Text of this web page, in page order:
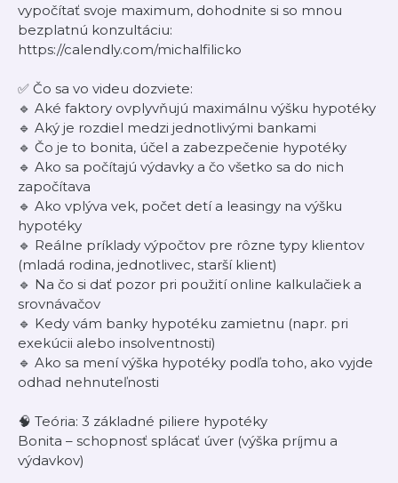
vypočítať svoje maximum, dohodnite si so mnou
bezplatnú konzultáciu:
https://calendly.com/michalfilicko
✅ Čo sa vo videu dozviete:
🔹 Aké faktory ovplyvňujú maximálnu výšku hypotéky
🔹 Aký je rozdiel medzi jednotlivými bankami
🔹 Čo je to bonita, účel a zabezpečenie hypotéky
🔹 Ako sa počítajú výdavky a čo všetko sa do nich
započítava
🔹 Ako vplýva vek, počet detí a leasingy na výšku
hypotéky
🔹 Reálne príklady výpočtov pre rôzne typy klientov
(mladá rodina, jednotlivec, starší klient)
🔹 Na čo si dať pozor pri použití online kalkulačiek a
srovnávačov
🔹 Kedy vám banky hypotéku zamietnu (napr. pri
exekúcii alebo insolventnosti)
🔹 Ako sa mení výška hypotéky podľa toho, ako vyjde
odhad nehnuteľnosti
🧠 Teória: 3 základné piliere hypotéky
Bonita – schopnosť splácať úver (výška príjmu a
výdavkov)